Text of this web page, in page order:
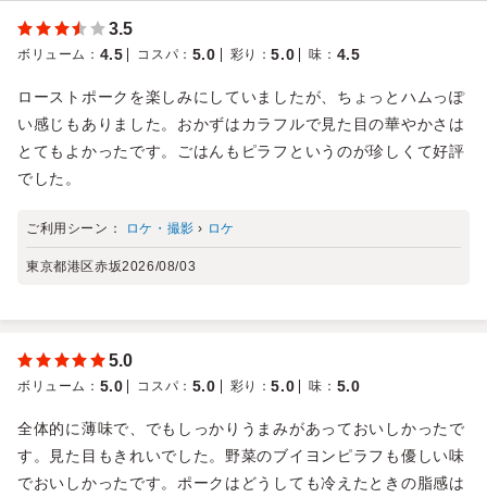
3.5
ボリューム ： 4.5 コスパ ： 5.0 彩り ：5.0 味 ： 4.5
ローストポークを楽しみにしていましたが、ちょっとハムっぽ
い感じもありました。おかずはカラフルで見た目の華やかさは
とてもよかったです。ごはんもピラフというのが珍しくて好評
でした。
ご利用シーン： ロケ・撮影 › ロケ
東京都港区赤坂2026/08/03
5.0
ボリューム ： 5.0 コスパ ： 5.0 彩り ：5.0 味 ： 5.0
全体的に薄味で、でもしっかりうまみがあっておいしかったで
す。見た目もきれいでした。野菜のブイヨンピラフも優しい味
でおいしかったです。ポークはどうしても冷えたときの脂感は